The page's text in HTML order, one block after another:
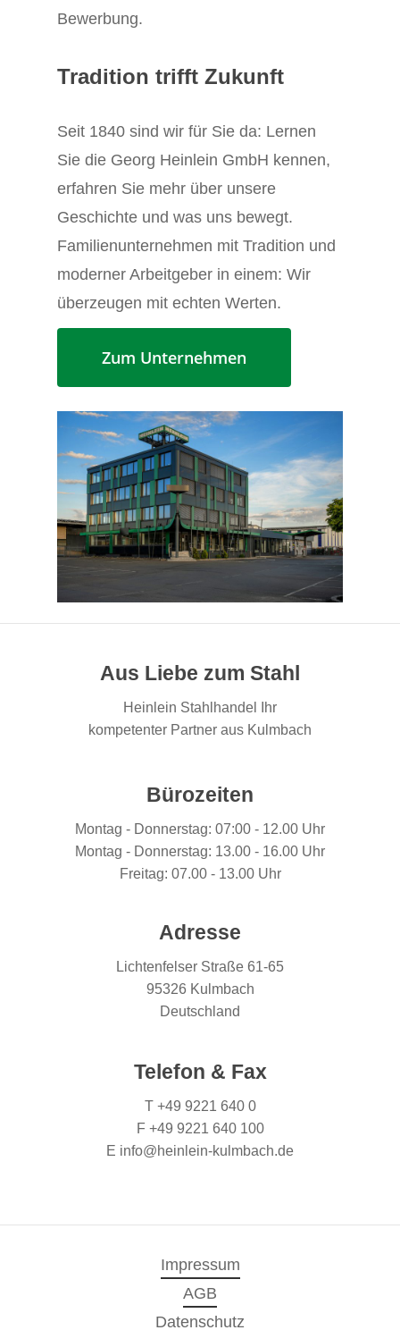
Bewerbung.
Tradition trifft Zukunft
Seit 1840 sind wir für Sie da: Lernen
Sie die Georg Heinlein GmbH kennen,
erfahren Sie mehr über unsere
Geschichte und was uns bewegt.
Familienunternehmen mit Tradition und
moderner Arbeitgeber in einem: Wir
überzeugen mit echten Werten.
Zum Unternehmen
Aus Liebe zum Stahl
Heinlein Stahlhandel Ihr
kompetenter Partner aus Kulmbach
Bürozeiten
Montag - Donnerstag: 07:00 - 12.00 Uhr
Montag - Donnerstag: 13.00 - 16.00 Uhr
Freitag: 07.00 - 13.00 Uhr
Adresse
Lichtenfelser Straße 61-65
95326 Kulmbach
Deutschland
Telefon & Fax
T +49 9221 640 0
F +49 9221 640 100
E info@heinlein-kulmbach.de
Impressum
AGB
Datenschutz